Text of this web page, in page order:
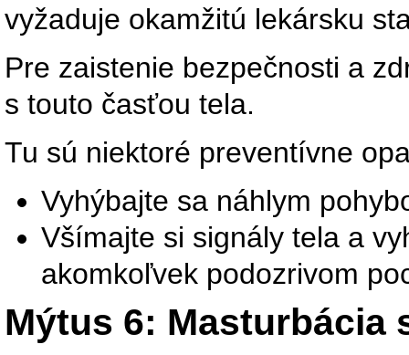
vyžaduje okamžitú lekársku
Pre zaistenie bezpečnosti a
s touto časťou tela.
Tu sú niektoré preventívne
Vyhýbajte sa náhlym
Všímajte si signály tela a
akomkoľvek podozrivom
Mýtus 6: Masturbácia